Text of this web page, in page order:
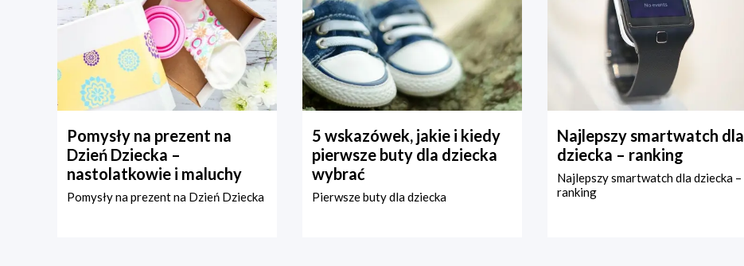
Pomysły na prezent na
Dzień Dziecka –
nastolatkowie i maluchy
Pomysły na prezent na Dzień Dziecka
5 wskazówek, jakie i kiedy
pierwsze buty dla dziecka
wybrać
Pierwsze buty dla dziecka
Najlepszy smartwatch dla
dziecka – ranking
Najlepszy smartwatch dla dziecka –
ranking